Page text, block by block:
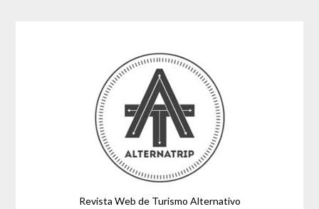
Revista Web de Turismo Alternativo